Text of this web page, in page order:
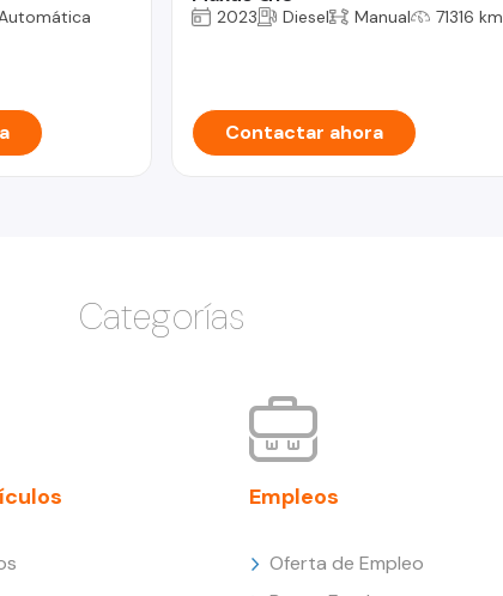
2023 Diesel Manual 71316 km
Contactar ahora
Categorías
Empleos
Oferta de Empleo